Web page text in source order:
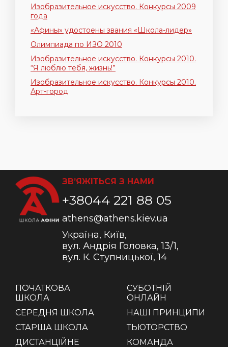
Изобразительное искусство. Конкурсы 2009
года
«Афины» удостоены звания «Школа-лидер»
Олимпиада по ИЗО 2010
Изобразительное искусство. Конкурсы 2010.
“Я люблю тебя, жизнь!”
Изобразительное искусство. Конкурсы 2010.
Арт-город
ПОЧАТКОВА
ШКОЛА
СЕРЕДНЯ ШКОЛА
СТАРША ШКОЛА
ДИСТАНЦІЙНЕ
СУБОТНІЙ
ОНЛАЙН
НАШІ ПРИНЦИПИ
ТЬЮТОРСТВО
КОМАНДА
ЗВ’ЯЖІТЬСЯ З НАМИ
+38044 221 88 05
athens@athens.kiev.ua
Україна, Київ,
вул. Андрія Головка, 13/1,
вул. К. Ступницької, 14